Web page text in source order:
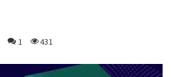
1 431